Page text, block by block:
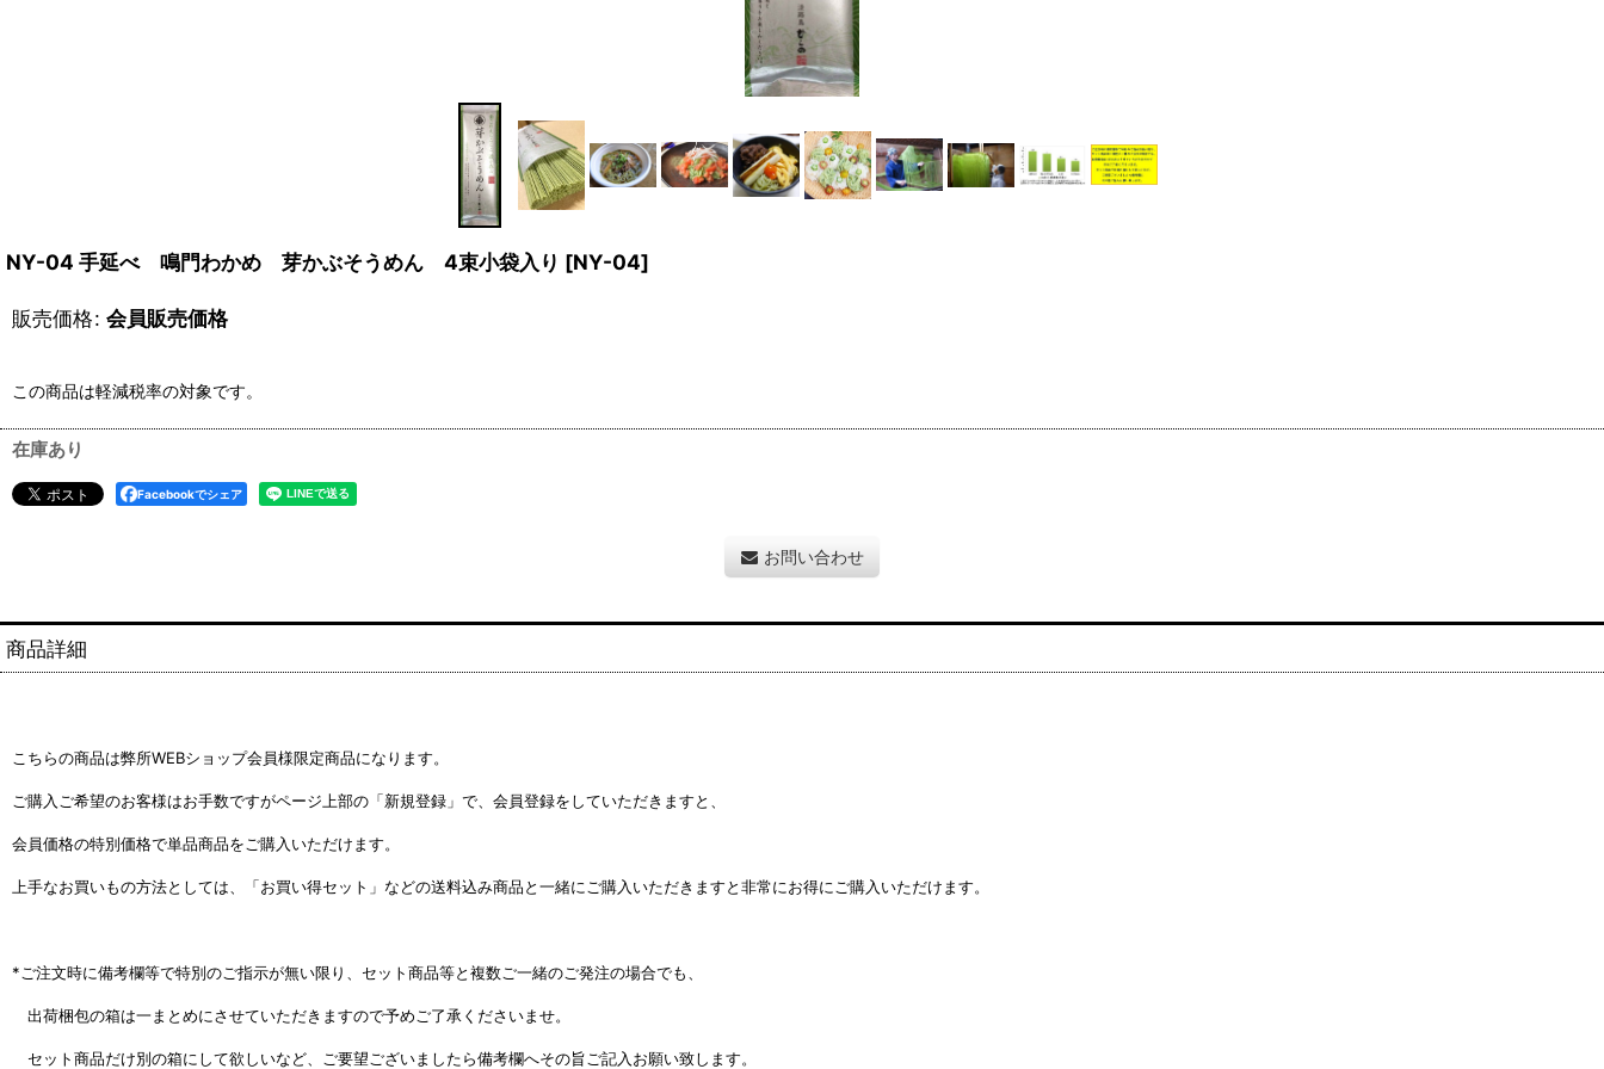
NY-04 手延べ 鳴門わかめ 芽かぶそうめん 4束小袋入り [NY-04]
販売価格: 会員販売価格
この商品は軽減税率の対象です。
在庫あり
Facebookでシェア
お問い合わせ
商品詳細
こちらの商品は弊所WEBショップ会員様限定商品になります。
ご購入ご希望のお客様はお手数ですがページ上部の「新規登録」で、会員登録をしていただきますと、
会員価格の特別価格で単品商品をご購入いただけます。
上手なお買いもの方法としては、「お買い得セット」などの送料込み商品と一緒にご購入いただきますと非常にお得にご購入いただけます。
*ご注文時に備考欄等で特別のご指示が無い限り、セット商品等と複数ご一緒のご発注の場合でも、
出荷梱包の箱は一ま とめにさせていただきますので予めご了承くださいませ。
セット商品だけ別の箱にして欲しいなど、ご要望ございましたら備考欄へその旨ご記入お願い致します。